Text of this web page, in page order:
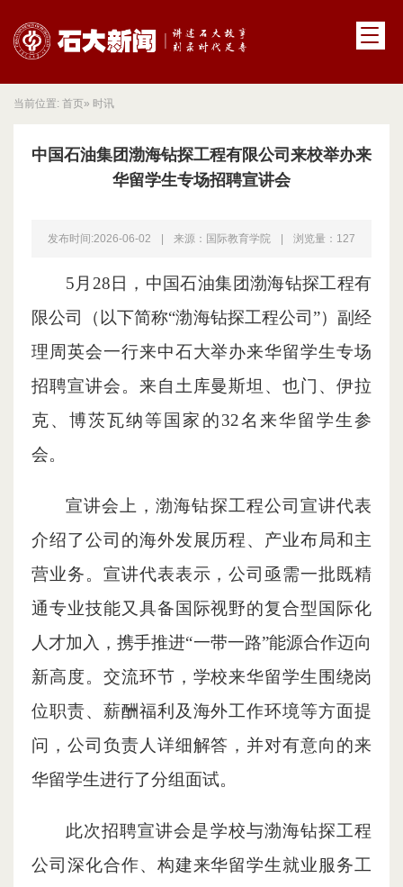
当前位置: 首页» 时讯
中国石油集团渤海钻探工程有限公司来校举办来
华留学生专场招聘宣讲会
发布时间:2026-06-02 来源：国际教育学院 浏览量： 127
5月28日，中国石油集团渤海钻探工程有
限公司（以下简称“渤海钻探工程公司”）副经
理周英会一行来中石大举办来华留学生专场
招聘宣讲会。来自土库曼斯坦、也门、伊拉
克、博茨瓦纳等国家的32名来华留学生参
会。
宣讲会上，渤海钻探工程公司宣讲代表
介绍了公司的海外发展历程、产业布局和主
营业务。宣讲代表表示，公司亟需一批既精
通专业技能又具备国际视野的复合型国际化
人才加入，携手推进“一带一路”能源合作迈向
新高度。 交流环节，学校来华留学生围绕岗
位职责、薪酬福利及海外工作环境等方面提
问，公司负责人详细解答，并对有意向的来
华留学生进行了分组面试。
此次招聘宣讲会是学校与渤海钻探工程
公司深化合作、构建来华留学生就业服务工